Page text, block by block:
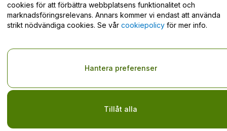
Hjälpcenter / Kontakta oss
Copyright © viagogo GmbH 2026 Företagsinformation
Användande av denna webbsida medger godkännande av
mobilsekretesspolicy
cookies för att förbättra webbplatsens funktionalitet och
marknadsföringsrelevans. Annars kommer vi endast att använda
strikt nödvändiga cookies. Se vår cookiepolicy för mer info.
Tillåt alla
Hantera preferenser